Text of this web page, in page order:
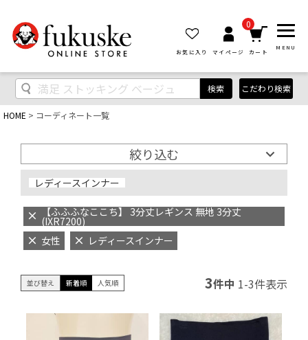
お気に入り マイページ
0
カート
MENU
検索 こだわり検索
HOME コーディネート一覧
絞り込む
レディースインナー
【ふふふなここち】 3分丈レギンス 無地 3分丈
(IXR7200)
女性
レディースインナー
並び替え 新着順 人気順 3件中 1-3件表示